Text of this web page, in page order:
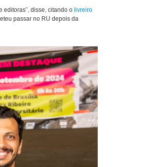
editoras”, disse, citando o livreiro
passar no RU depois da